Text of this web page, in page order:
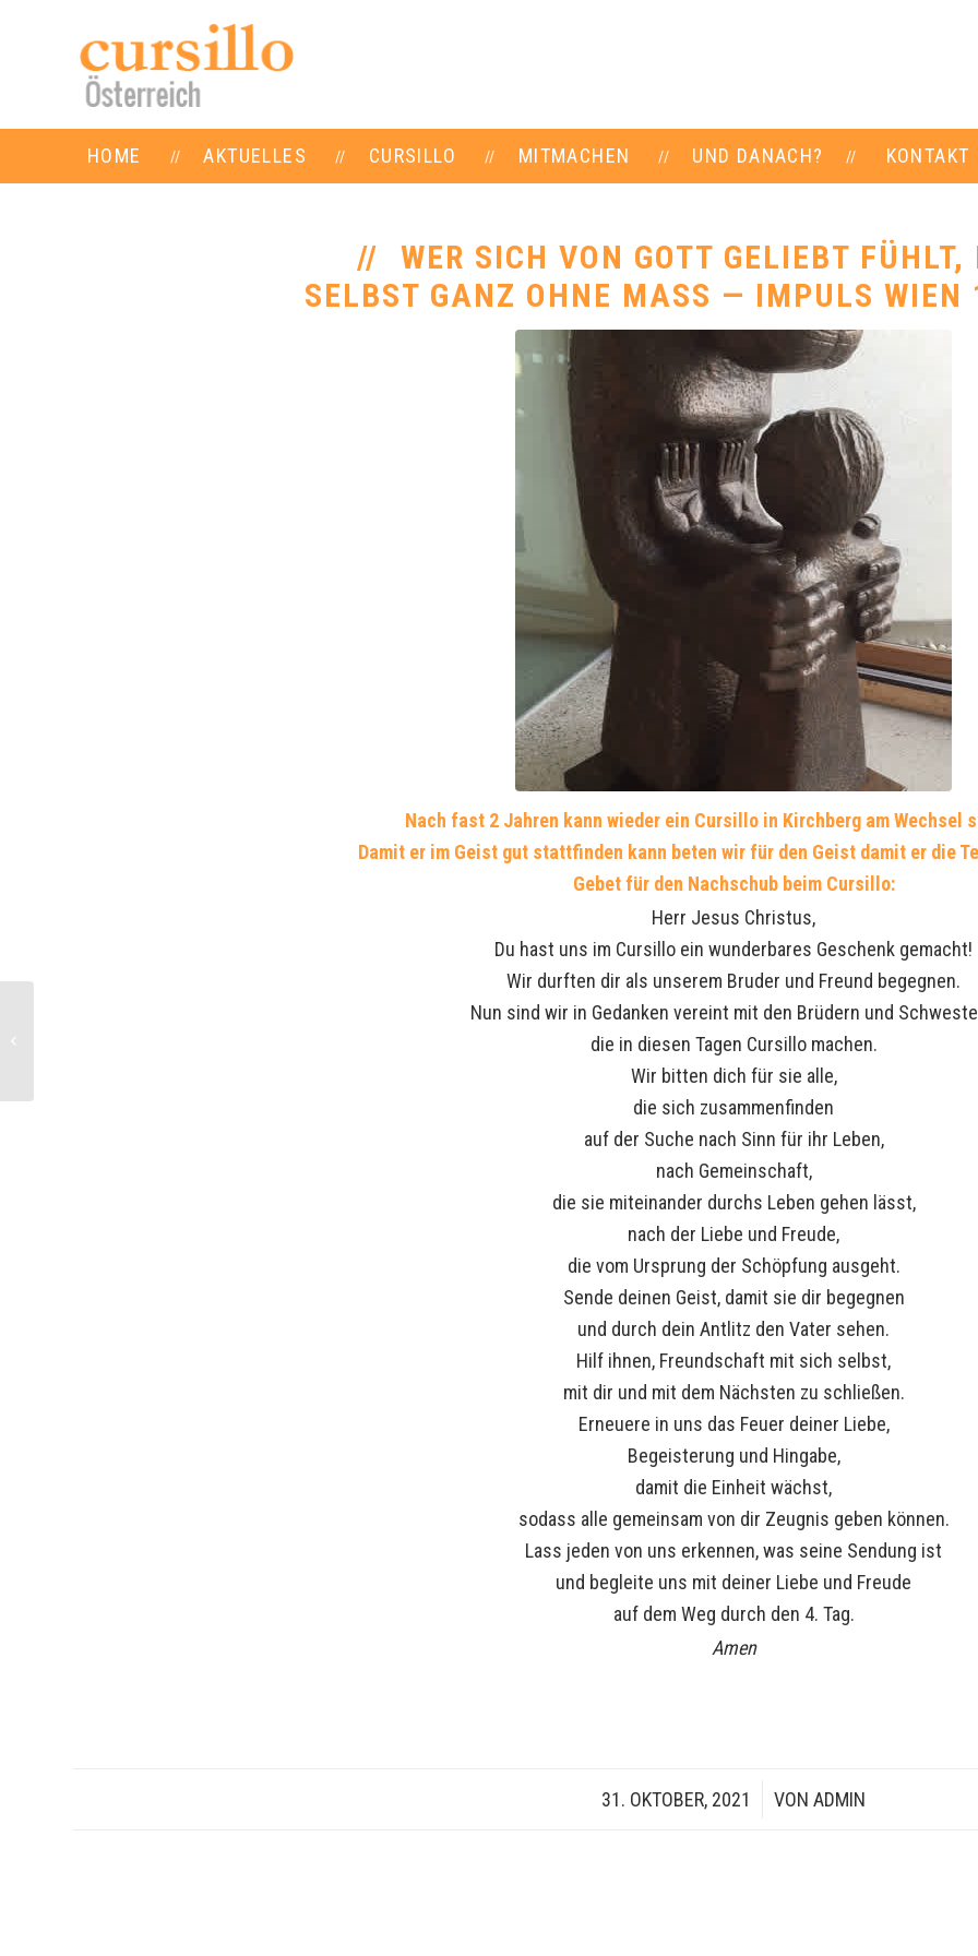
HOME AKTUELLES CURSILLO MITMACHEN UND DANACH? KONTAKT
WER SICH VON GOTT GELIEBT
SELBST GANZ OHNE MASS — IMPULS WIEN
Nach fast 2 Jahren kann wieder ein Cursillo in Kirchberg am Wechsel
Damit er im Geist gut stattfinden kann beten wir für den Geist damit er die
Gebet für den Nachschub beim Cursillo:
Herr Jesus Christus,
Du hast uns im Cursillo ein wunderbares Geschenk gemacht!
Wir durften dir als unserem Bruder und Freund begegnen.
Nun sind wir in Gedanken vereint mit den Brüdern und
die in diesen Tagen Cursillo machen.
Wir bitten dich für sie alle,
die sich zusammenfinden
auf der Suche nach Sinn für ihr Leben,
nach Gemeinschaft,
die sie miteinander durchs Leben gehen lässt,
nach der Liebe und Freude,
die vom Ursprung der Schöpfung ausgeht.
Sende deinen Geist, damit sie dir begegnen
und durch dein Antlitz den Vater sehen.
Hilf ihnen, Freundschaft mit sich selbst,
mit dir und mit dem Nächsten zu schließen.
Erneuere in uns das Feuer deiner Liebe,
Begeisterung und Hingabe,
damit die Einheit wächst,
sodass alle gemeinsam von dir Zeugnis geben können.
Lass jeden von uns erkennen, was seine Sendung ist
und begleite uns mit deiner Liebe und Freude
auf dem Weg durch den 4. Tag.
Amen
31. OKTOBER, 2021
/ VON ADMIN